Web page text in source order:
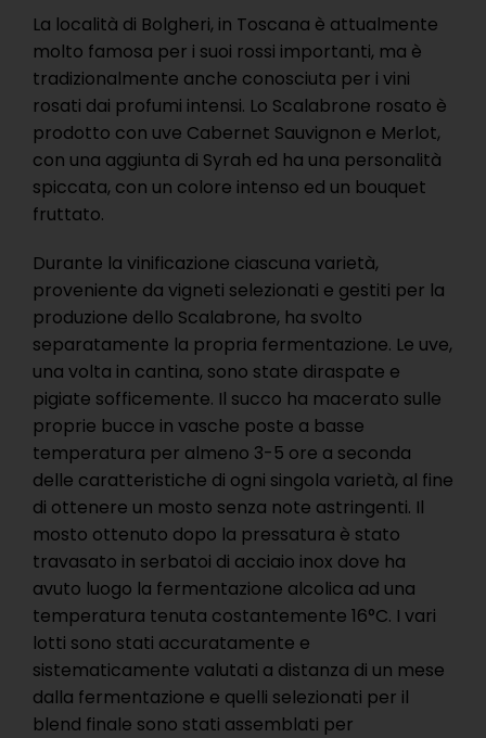
La località di Bolgheri, in Toscana è attualmente
molto famosa per i suoi rossi importanti, ma è
tradizionalmente anche conosciuta per i vini
rosati dai profumi intensi. Lo Scalabrone rosato è
prodotto con uve Cabernet Sauvignon e Merlot,
con una aggiunta di Syrah ed ha una personalità
spiccata, con un colore intenso ed un bouquet
fruttato.
Durante la vinificazione ciascuna varietà,
proveniente da vigneti selezionati e gestiti per la
produzione dello Scalabrone, ha svolto
separatamente la propria fermentazione. Le uve,
una volta in cantina, sono state diraspate e
pigiate sofficemente. Il succo ha macerato sulle
proprie bucce in vasche poste a basse
temperatura per almeno 3-5 ore a seconda
delle caratteristiche di ogni singola varietà, al fine
di ottenere un mosto senza note astringenti. Il
mosto ottenuto dopo la pressatura è stato
travasato in serbatoi di acciaio inox dove ha
avuto luogo la fermentazione alcolica ad una
temperatura tenuta costantemente 16°C. I vari
lotti sono stati accuratamente e
sistematicamente valutati a distanza di un mese
dalla fermentazione e quelli selezionati per il
blend finale sono stati assemblati per